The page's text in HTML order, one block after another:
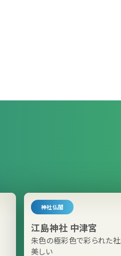
神社仏閣
江島神社 中津宮
朱色の極彩色で彩られた
美しい